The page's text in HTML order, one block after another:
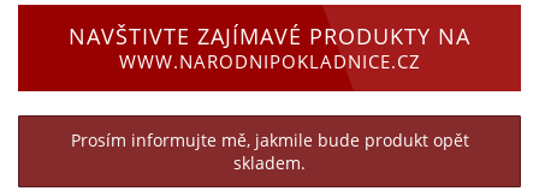
NAVŠTIVTE ZAJÍMAVÉ PRODUKTY NA
WWW.NARODNIPOKLADNICE.CZ
Prosím informujte mě, jakmile bude produkt opět
skladem.